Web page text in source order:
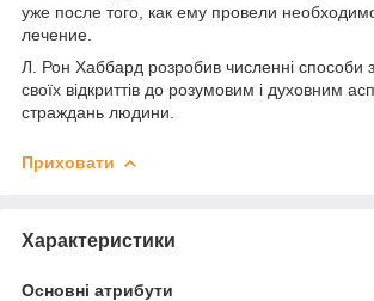
уже после того, как ему провели
лечение.
Л. Рон Хаббард розробив численні способи
своїх відкриттів до розумовим і духовним
страждань людини.
Приховати
Характеристики
Основні атрибути